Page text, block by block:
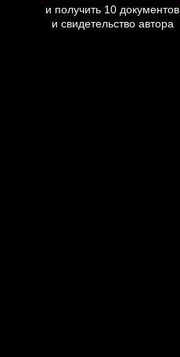
и получить 10 документов
и свидетельство автора